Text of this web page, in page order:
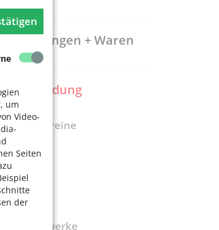
um
Video-
Seiten
der
+ Waren
+ Bildung
/ Vereine